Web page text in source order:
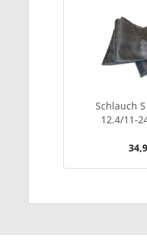
Schlauch
12.4/11-